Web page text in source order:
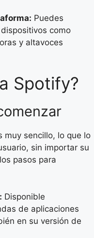
Puedes
como
y altavoces
Spotify?
muy sencillo, lo que lo
sin importar su
pasos para
Disponible
de aplicaciones
en su versión de